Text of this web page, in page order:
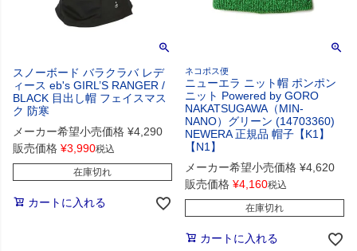
スノーボード バラクラバ レデ
ィース eb's GIRL’S RANGER /
BLACK 目出し帽 フェイスマス
ク 防寒
メーカー希望小売価格 ¥4,290
販売価格 ¥3,990税込
在庫切れ
カートに入れる
ネコポス便
ニューエラ ニット帽 ポンポン
ニット Powered by GORO
NAKATSUGAWA（MIN-
NANO）グリーン (14703360)
NEWERA 正規品 帽子【K1】
【N1】
メーカー希望小売価格 ¥4,620
販売価格 ¥4,160税込
在庫切れ
カートに入れる